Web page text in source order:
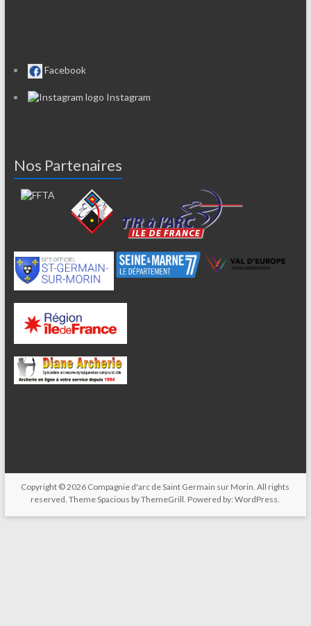
Facebook
Instagram
Nos Partenaires
Copyright © 2026 Compagnie d'arc de Saint Germain sur Morin. All rights
reserved. ThemeSpacious by ThemeGrill. Powered by:WordPress.